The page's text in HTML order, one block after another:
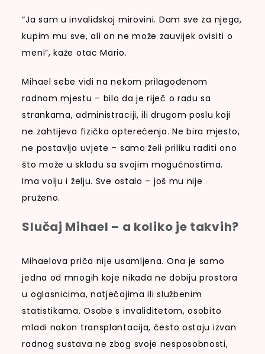
“Ja sam u invalidskoj mirovini. Dam sve za njega,
kupim mu sve, ali on ne može zauvijek ovisiti o
meni”, kaže otac Mario.
Mihael sebe vidi na nekom prilagođenom
radnom mjestu – bilo da je riječ o radu sa
strankama, administraciji, ili drugom poslu koji
ne zahtijeva fizička opterećenja. Ne bira mjesto,
ne postavlja uvjete – samo želi priliku raditi ono
što može u skladu sa svojim mogućnostima.
Ima volju i želju. Sve ostalo – još mu nije
pruženo.
Slučaj Mihael – a koliko je takvih?
Mihaelova priča nije usamljena. Ona je samo
jedna od mnogih koje nikada ne dobiju prostora
u oglasnicima, natječajima ili službenim
statistikama. Osobe s invaliditetom, osobito
mladi nakon transplantacija, često ostaju izvan
radnog sustava ne zbog svoje nesposobnosti,